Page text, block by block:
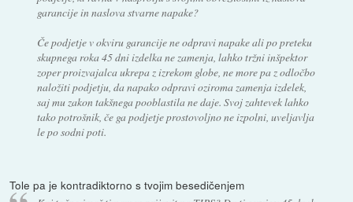
garancije in naslova stvarne napake?
Če podjetje v okviru garancije ne odpravi napake ali po preteku
skupnega roka 45 dni izdelka ne zamenja, lahko tržni inšpektor
zoper proizvajalca ukrepa z izrekom globe, ne more pa z odločbo
naložiti podjetju, da napako odpravi oziroma zamenja izdelek,
saj mu zakon takšnega pooblastila ne daje. Svoj zahtevek lahko
tako potrošnik, če ga podjetje prostovoljno ne izpolni, uveljavlja
le po sodni poti.
Tole pa je kontradiktorno s tvojim besedičenjem